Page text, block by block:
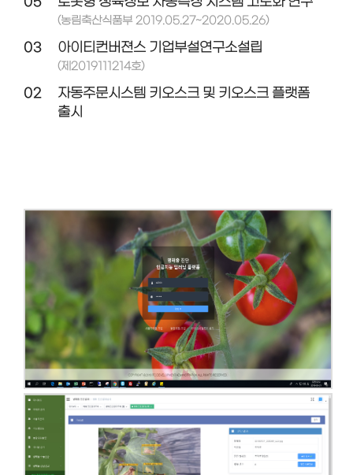
(농림축산식품부 2019.05.27~2020.05.26)
03 아이티컨버젼스 기업부설연구소설립
(제2019111214호)
02
자동주문시스템 키오스크 및 키오스크 플랫폼
출시